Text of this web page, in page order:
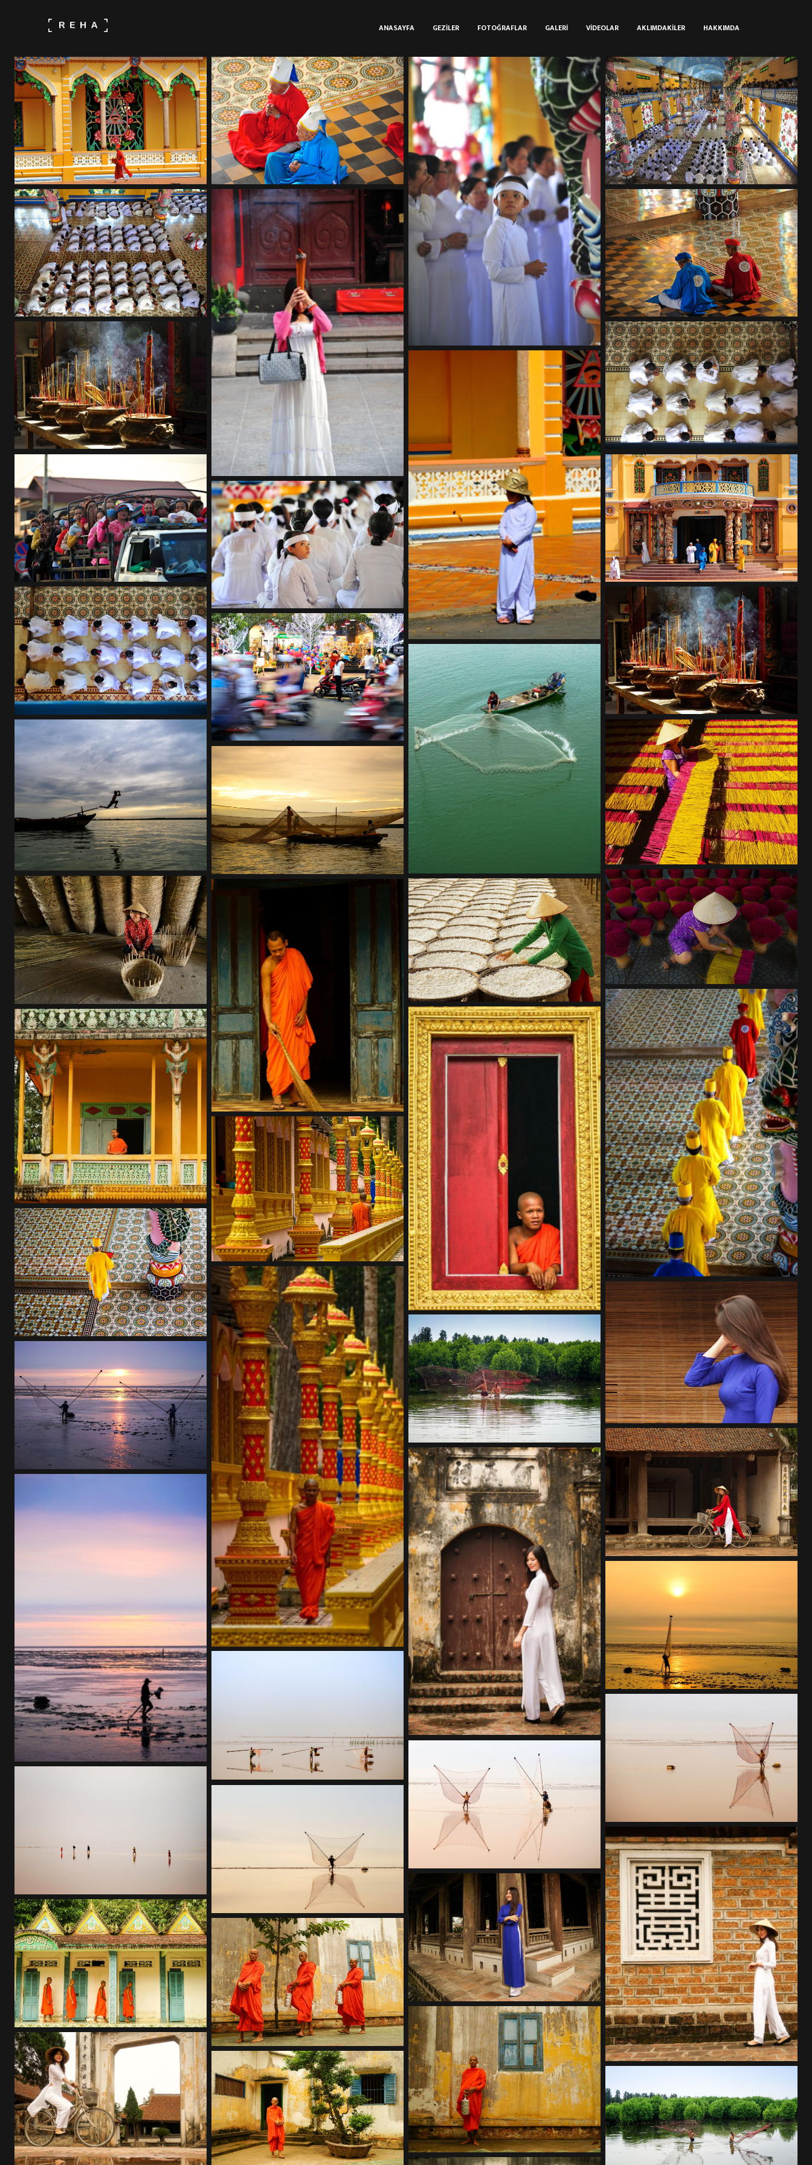
ANASAYFA GEZILER FOTOĞRAFLAR GALERI VIDEOLAR AKLIMDAKILER HAKKIMDA